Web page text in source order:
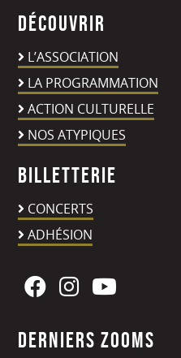
Découvrir
L’ASSOCIATION
LA PROGRAMMATION
ACTION CULTURELLE
NOS ATYPIQUES
Billetterie
CONCERTS
ADHÉSION
Derniers zooms